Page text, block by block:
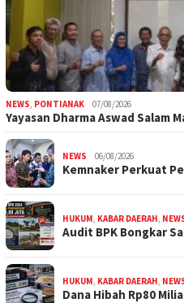
NEWS, PONTIANAK 07/08/2026
Yayasan Dharma Aswad Salam
NEWS 06/08/2026
Kemnaker Perkuat
HUKUM, KABAR DAERAH,
Audit BPK Bongkar
HUKUM, KABAR DAERAH,
Dana Hibah Rp80